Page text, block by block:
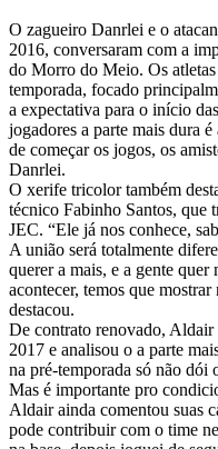
O zagueiro Danrlei e o
2016, conversaram com a
do Morro do Meio. Os
temporada, focado
a expectativa para o início
jogadores a parte mais dura
de começar os jogos, os
Danrlei.
O xerife tricolor também
técnico Fabinho Santos, que
JEC. “Ele já nos conhece,
A união será totalmente
querer a mais, e a gente
acontecer, temos que
destacou.
De contrato renovado,
2017 e analisou o a parte
na pré-temporada só não dói
Mas é importante pro
Aldair ainda comentou suas
pode contribuir com o time